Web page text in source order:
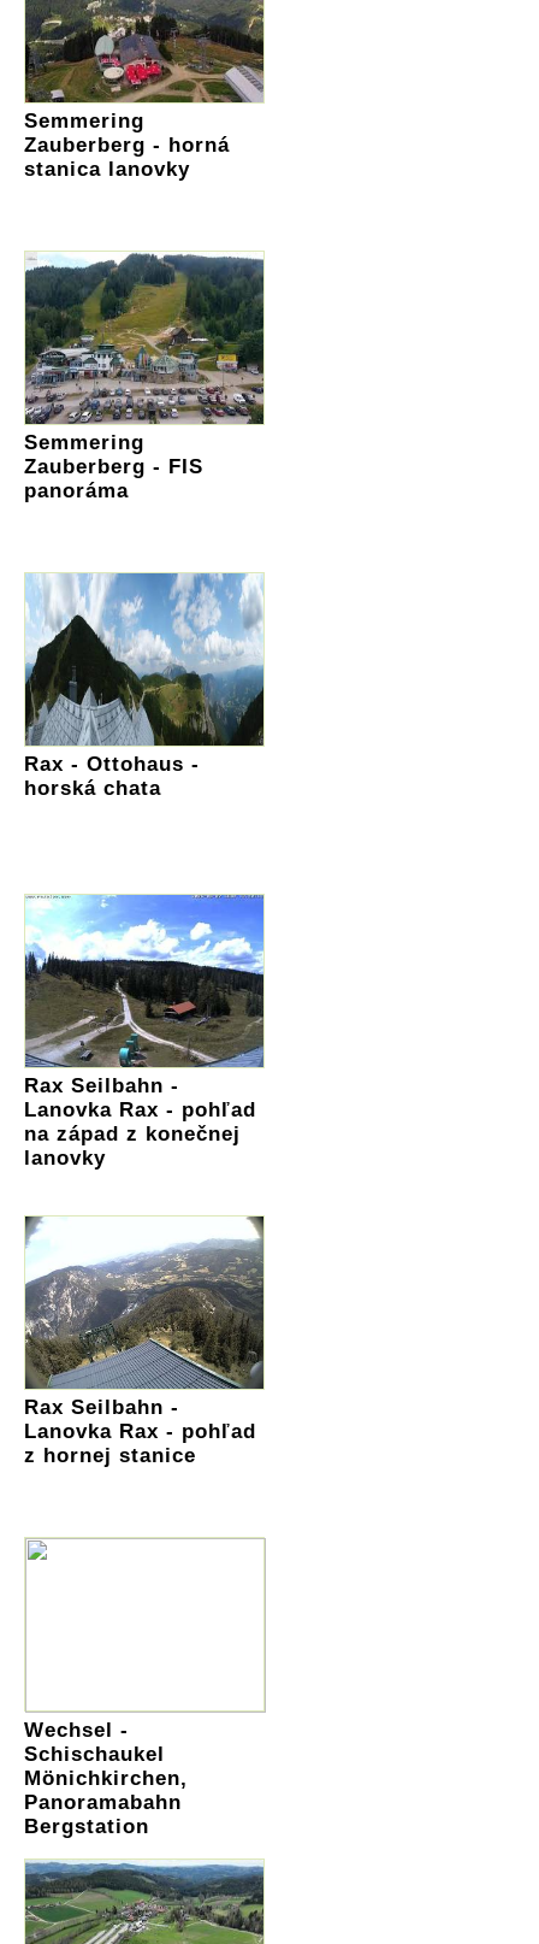
Semmering
Zauberberg - horná
stanica lanovky
Semmering
Zauberberg - FIS
panoráma
Rax - Ottohaus -
horská chata
Rax Seilbahn -
Lanovka Rax - pohľad
na západ z konečnej
lanovky
Rax Seilbahn -
Lanovka Rax - pohľad
z hornej stanice
Wechsel -
Schischaukel
Mönichkirchen,
Panoramabahn
Bergstation